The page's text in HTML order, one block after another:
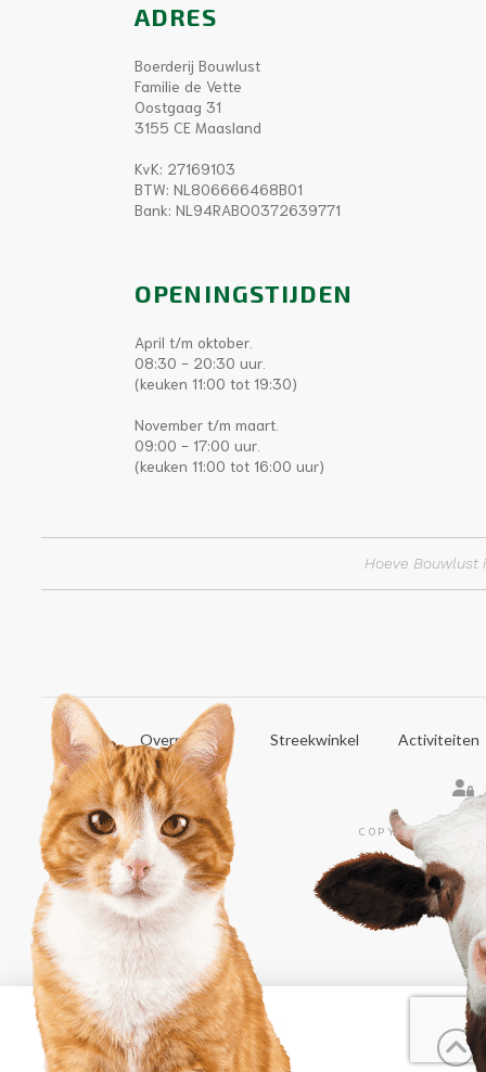
ADRES
Boerderij Bouwlust
Familie de Vette
Oostgaag 31
3155 CE Maasland
KvK: 27169103
BTW: NL806666468B01
Bank: NL94RABO0372639771
OPENINGSTIJDEN
April t/m oktober.
08:30 - 20:30 uur.
(keuken 11:00 tot 19:30)
November t/m maart.
09:00 - 17:00 uur.
(keuken 11:00 tot 16:00 uur)
Hoeve Bouwlust
Home Overnachten Streekwinkel Activiteiten
COPYRIGHT ©